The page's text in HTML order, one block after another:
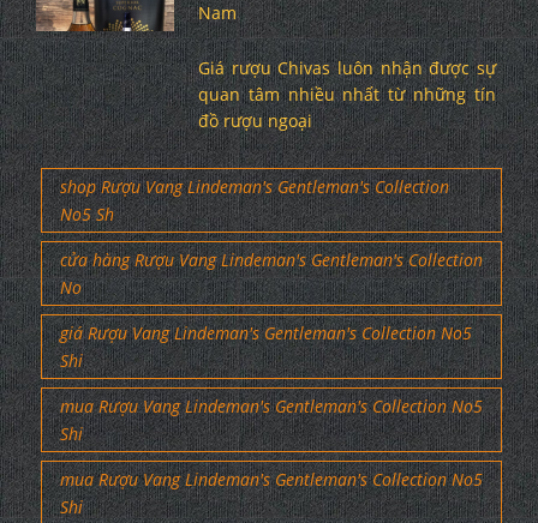
Nam
Giá rượu Chivas luôn nhận được sự
quan tâm nhiều nhất từ những tín
đồ rượu ngoại
shop Rượu Vang Lindeman's Gentleman's Collection
No5 Sh
cửa hàng Rượu Vang Lindeman's Gentleman's Collection
No
giá Rượu Vang Lindeman's Gentleman's Collection No5
Shi
mua Rượu Vang Lindeman's Gentleman's Collection No5
Shi
mua Rượu Vang Lindeman's Gentleman's Collection No5
Shi